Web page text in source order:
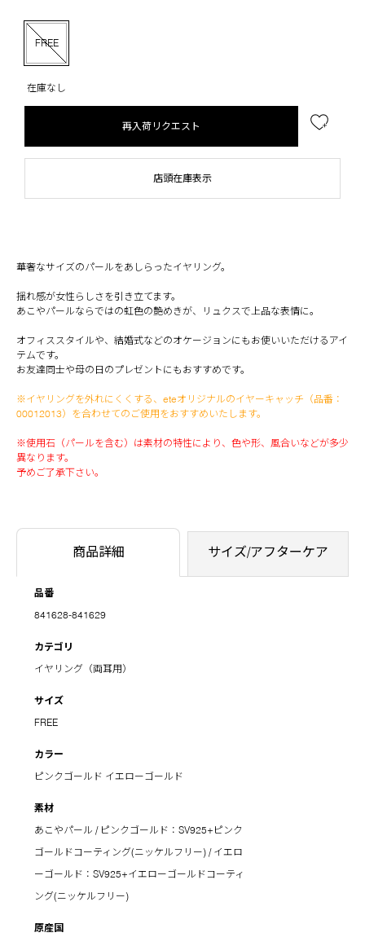
FREE
在庫なし
再入荷リクエスト
店頭在庫表示
華奢なサイズのパールをあしらったイヤリング。
揺れ感が女性らしさを引き立てます。
あこやパールならではの虹色の艶めきが、リュクスで上品な表情に。
オフィススタイルや、結婚式などのオケージョンにもお使いいただけるアイ
テムです。
お友達同士や母の日のプレゼントにもおすすめです。
※イヤリングを外れにくくする、eteオリジナルのイヤーキャッチ（品番：
00012013）を合わせてのご使用をおすすめいたします。
※使用石（パールを含む）は素材の特性により、色や形、風合いなどが多少
異なります。
予めご了承下さい。
商品詳細 サイズ/アフターケア
品番
841628-841629
カテゴリ
イヤリング（両耳用）
サイズ
FREE
カラー
ピンクゴールド イエローゴールド
素材
あこやパール / ピンクゴールド：SV925+ピンク
ゴールドコーティング(ニッケルフリー) / イエロ
ーゴールド：SV925+イエローゴールドコーティ
ング(ニッケルフリー)
原産国